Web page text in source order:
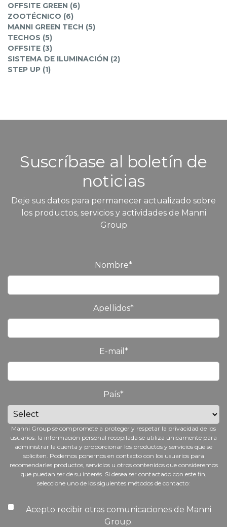
OFFSITE GREEN (6)
ZOOTÉCNICO (6)
MANNI GREEN TECH (5)
TECHOS (5)
OFFSITE (3)
SISTEMA DE ILUMINACIÓN (2)
STEP UP (1)
Suscríbase al boletín de
noticias
Deje sus datos para permanecer actualizado sobre
los productos, servicios y actividades de Manni
Group
Nombre*
Apellidos*
E-mail *
País*
Manni Group se compromete a proteger y respetar la privacidad de los
usuarios: la información personal recopilada se utiliza únicamente para
administrar la cuenta y proporcionar los productos y servicios que se
soliciten. Podemos ponernos en contacto con los usuarios para
recomendarles productos, servicios u otros contenidos que consideremos
que puedan ser de su interés. Si desea ser contactado con este fin,
seleccione uno de los siguientes métodos de contacto:
Acepto recibir otras comunicaciones de Manni
Group.